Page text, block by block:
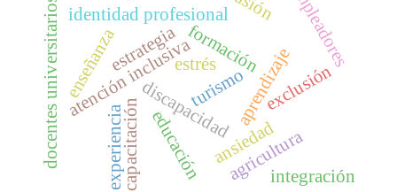
formación
atención inclusiva
identidad profesional
enseñanza aprendizajeexclusión
discapacidad
capacitación
estrés
ansiedad
docentes universitarios agricultura
turismo
educación integración
empleadores
estrategia
experiencia